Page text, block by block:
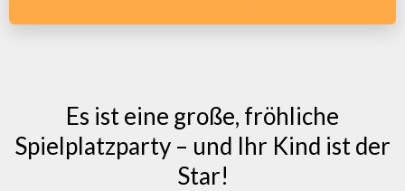
Es ist eine große, fröhliche
Spielplatzparty – und Ihr Kind ist der
Star!